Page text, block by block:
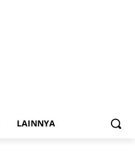
LAINNYA